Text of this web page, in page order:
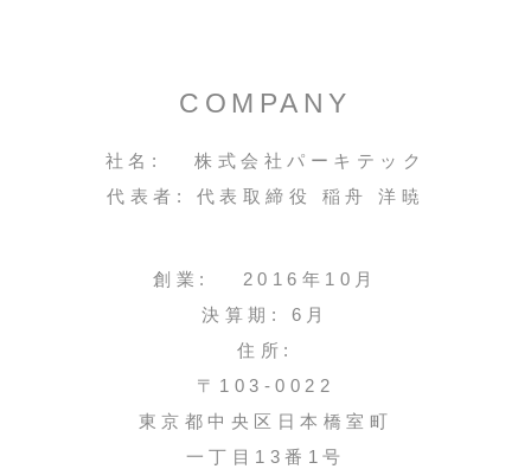
COMPANY
社名: 株式会社パーキテック
代表者: 代表取締役 稲舟 洋暁
創業: 2016年10月
決算期: 6月
住所:
〒103-0022
東京都中央区日本橋室町
一丁目13番1号